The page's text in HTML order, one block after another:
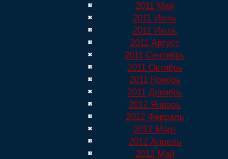
2011 Май
2011 Июнь
2011 Июль
2011 Август
2011 Сентябрь
2011 Октябрь
2011 Ноябрь
2011 Декабрь
2012 Январь
2012 Февраль
2012 Март
2012 Апрель
2012 Май